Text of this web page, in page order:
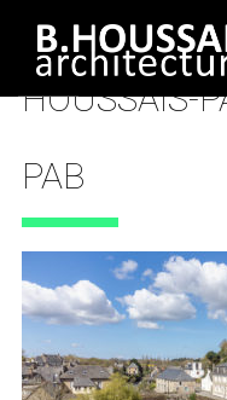
HOUSSAIS-
PAB
25 AVRIL 2022